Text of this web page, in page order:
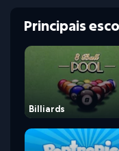
Principais
Billiards